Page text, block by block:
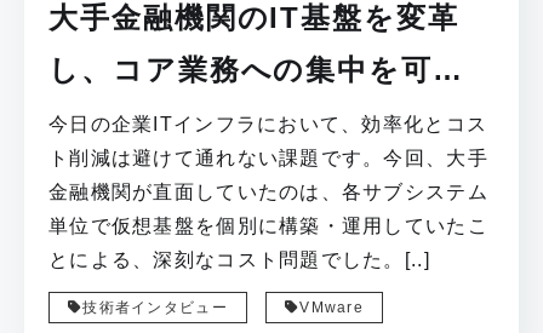
大手金融機関のIT基盤を変革
し、コア業務への集中を可能
にしたプライベートクラウド
化構築
今日の企業ITインフラにおいて、効率化とコス
ト削減は避けて通れない課題です。今回、大手
金融機関が直面していたのは、各サブシステム
単位で仮想基盤を個別に構築・運用していたこ
とによる、深刻なコスト問題でした。[..]
技術者インタビュー VMware